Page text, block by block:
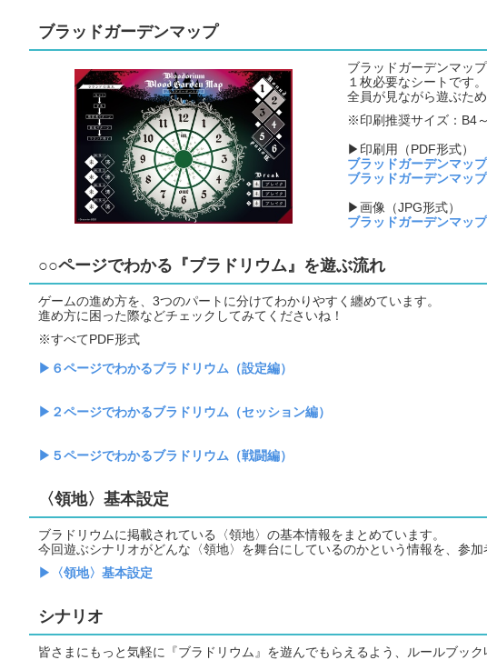
ブラッドガーデンマップ
ブラッドガーデンマッ
１枚必要なシートです。
全員が見ながら遊ぶた
※印刷推奨サイズ：B4
▶印刷用（PDF形式）
ブラッドガーデンマッ
ブラッドガーデンマッ
▶画像（JPG形式）
ブラッドガーデンマップ
○○ページでわかる『ブラドリウム』を遊ぶ流れ
ゲームの進め方を、3つのパートに分けてわかりやすく纏めています。
進め方に困った際などチェックしてみてくださいね！
※すべてPDF形式
▶６ページでわかるブラドリウム（設定編）
▶２ページでわかるブラドリウム（セッション編）
▶５ページでわかるブラドリウム（戦闘編）
〈領地〉基本設定
ブラドリウムに掲載されている〈領地〉の基本情報をまとめています。
今回遊ぶシナリオがどんな〈領地〉を舞台にしているのかという情報を、参
▶〈領地〉基本設定
シナリオ
皆さまにもっと気軽に『ブラドリウム』を遊んでもらえるよう、ルールブック